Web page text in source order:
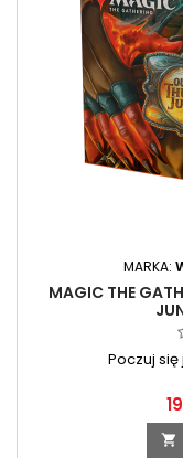
MARKA:
MAGIC THE
Poczuj
